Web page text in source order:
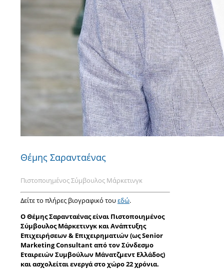
Θέμης Σαρανταένας
Πιστοποιημένος Σύμβουλος Μάρκετινγκ
Δείτε το πλήρες βιογραφικό τουεδώ.
Ο Θέμης Σαρανταένας είναι Πιστοποιημένος
Σύμβουλος Μάρκετινγκ και Ανάπτυξης
Επιχειρήσεων & Επιχειρηματιών (ως Senior
Marketing Consultant από τον Σύνδεσμο
Εταιρειών Συμβούλων Μάνατζμεντ Ελλάδος)
και ασχολείται ενεργά στο χώρο 22 χρόνια.